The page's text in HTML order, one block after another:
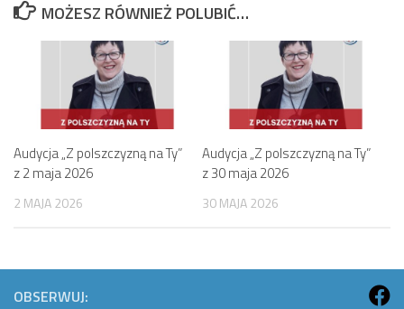
MOŻESZ RÓWNIEŻ POLUBIĆ…
Audycja „Z polszczyzną na Ty”
z 2 maja 2026
2 MAJA 2026
Audycja „Z polszczyzną na Ty”
z 30 maja 2026
30 MAJA 2026
OBSERWUJ: